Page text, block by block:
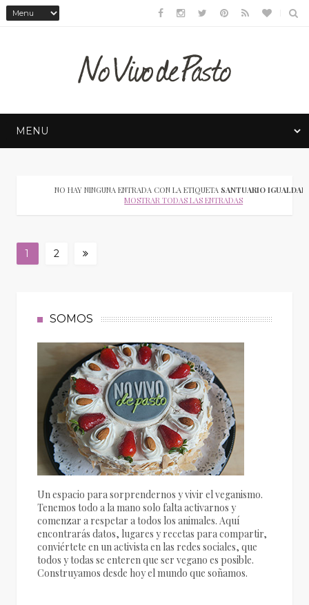
NO HAY NINGUNA ENTRADA CON LA ETIQUETA SANTUARIO IGUALDAD
MOSTRAR TODAS LAS ENTRADAS
1 2
SOMOS
Un espacio para sorprendernos y vivir el veganismo.
Tenemos todo a la mano solo falta activarnos y
comenzar a respetar a todos los animales. Aquí
encontrarás datos, lugares y recetas para compartir,
conviértete en un activista en las redes sociales, que
todos y todas se enteren que ser vegano es posible.
Construyamos desde hoy el mundo que soñamos.